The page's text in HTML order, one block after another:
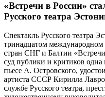
«Встречи в России»
Русского театра
Спектакль Русского театра
тринадцатом международном
стран СНГ и Балтии
суд публики и критиков
пьесе А. Островского,
артиста СССР Кирилла
службе Русского театра,